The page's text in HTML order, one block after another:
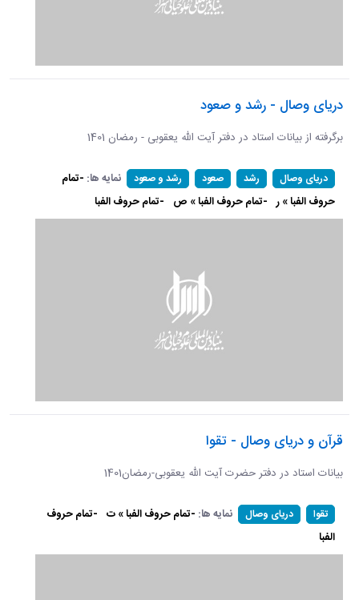
دریای وصال - رشد و صعود
برگرفته از بیانات استاد در دفتر آیت الله یعقوبی - رمضان 1401
دریای وصال رشد صعود رشد و صعود نمایه ها: -تمام
حروف الفبا » ر -تمام حروف الفبا » ص -تمام حروف الفبا
قرآن و دریای وصال - تقوا
بیانات استاد در دفتر حضرت آیت الله یعقوبی-رمضان1401
تقوا دریای وصال نمایه ها: -تمام حروف الفبا » ت -تمام حروف
الفبا